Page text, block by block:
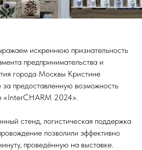
искреннюю признательность
предпринимательства и
города Москвы Кристине
предоставленную возможность
«InterCHARM 2024».
стенд, логистическая поддержка
позволили эффективно
проведённую на выставке.